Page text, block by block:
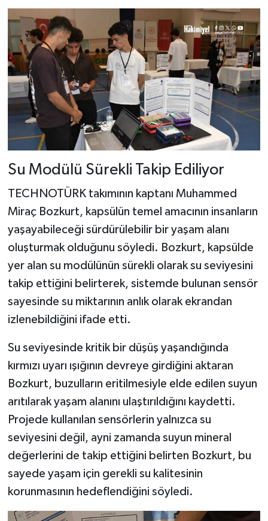
Su Modülü Sürekli Takip Ediliyor
TECHNOTÜRK takımının kaptanı Muhammed
Miraç Bozkurt, kapsülün temel amacının insanların
yaşayabileceği sürdürülebilir bir yaşam alanı
oluşturmak olduğunu söyledi. Bozkurt, kapsülde
yer alan su modülünün sürekli olarak su seviyesini
takip ettiğini belirterek, sistemde bulunan sensör
sayesinde su miktarının anlık olarak ekrandan
izlenebildiğini ifade etti.
Su seviyesinde kritik bir düşüş yaşandığında
kırmızı uyarı ışığının devreye girdiğini aktaran
Bozkurt, buzulların eritilmesiyle elde edilen suyun
arıtılarak yaşam alanını ulaştırıldığını kaydetti.
Projede kullanılan sensörlerin yalnızca su
seviyesini değil, ayni zamanda suyun mineral
değerlerini de takip ettiğini belirten Bozkurt, bu
sayede yaşam için gerekli su kalitesinin
korunmasının hedeflendiğini söyledi.